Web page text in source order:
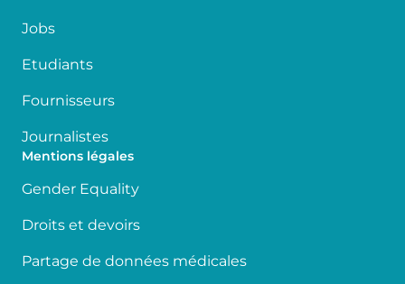
Jobs
Etudiants
Fournisseurs
Journalistes
Mentions légales
Gender Equality
Droits et devoirs
Partage de données médicales